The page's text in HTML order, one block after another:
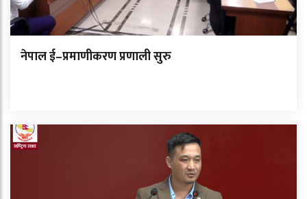
नेपाल ई–प्रमाणीकरण प्रणाली सुरु